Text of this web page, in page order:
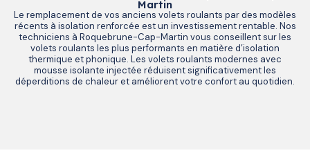
Martin
Le remplacement de vos anciens volets roulants par des modèles
récents à isolation renforcée est un investissement rentable. Nos
techniciens à Roquebrune-Cap-Martin vous conseillent sur les
volets roulants les plus performants en matière d’isolation
thermique et phonique. Les volets roulants modernes avec
mousse isolante injectée réduisent significativement les
déperditions de chaleur et améliorent votre confort au quotidien.